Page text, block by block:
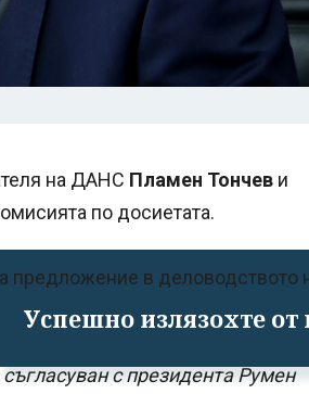
Успешно излязохте
на ДАНС Пламен Тончев и
по досиетата.
предложение в деловодството
с президента Румен